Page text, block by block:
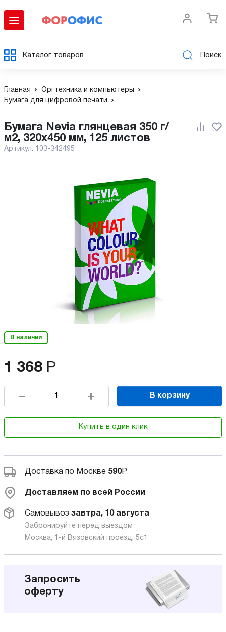
Каталог товаров Поиск
Главная
Оргтехника и компьютеры
Бумага для цифровой печати
Бумага Nevia глянцевая 350 г/
м2, 320x450 мм, 125 листов
Артикул: 103-342495
В наличии
1 368 Р
В корзину
Купить в один клик
Доставка по Москве 590Р
Доставляем по всей России
Самовывоз завтра, 10 августа
Забронируйте перед выездом
Москва, 1-й Вязовский проезд, 5с1
Запросить
оферту